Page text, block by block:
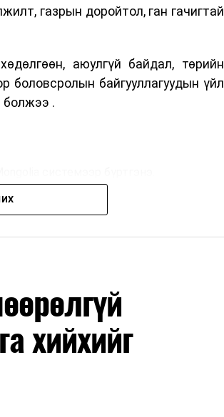
газрын доройтол, ган гачигтай
аюулгүй байдал, төрийн
боловсролын байгууллагуудын үйл
болжээ .
системээр бүртгэнэ.
дээр ажиллахгүй.
хийхийг